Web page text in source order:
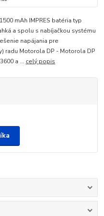
mAh IMPRES batéria typ
a spolu s nabíjačkou systému
napájania pre
radu Motorola DP - Motorola DP
a ... celý popis